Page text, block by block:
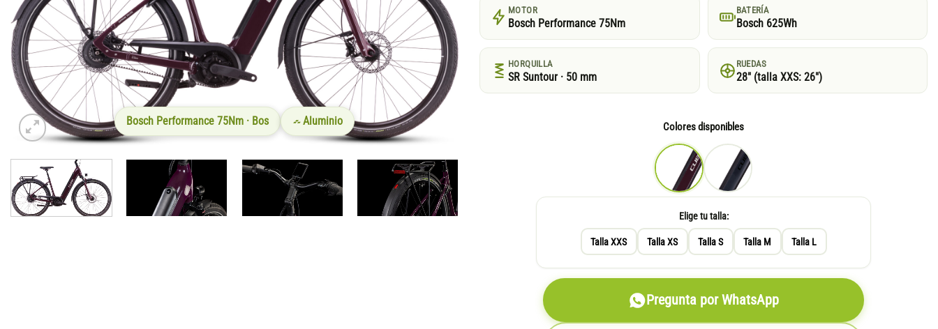
Bosch Performance 75Nm · Bos Aluminio
MOTOR
Bosch Performance 75Nm
BATERÍA
Bosch 625Wh
HORQUILLA
SR Suntour · 50 mm
RUEDAS
28″ (talla XXS: 26″)
Colores disponibles
Elige tu talla:
Talla XXS Talla XS Talla S Talla M Talla L
Pregunta por WhatsApp